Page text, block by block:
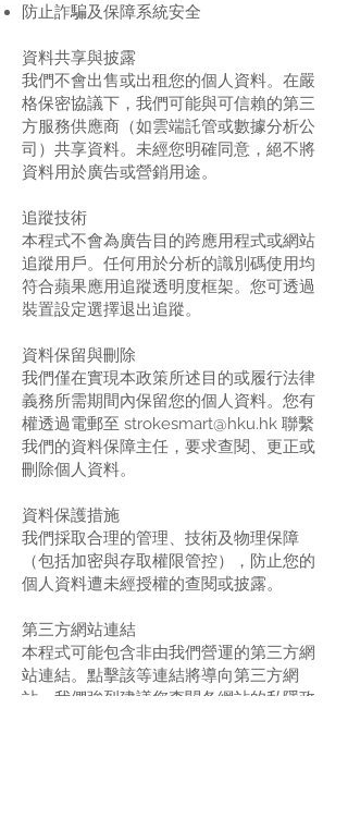
防止詐騙及保障系統安全
資料共享與披露
我們不會出售或出租您的個人資料。在嚴
格保密協議下，我們可能與可信賴的第三
方服務供應商（如雲端託管或數據分析公
司）共享資料。未經您明確同意，絕不將
資料用於廣告或營銷用途。
追蹤技術
本程式不會為廣告目的跨應用程式或網站
追蹤用戶。任何用於分析的識別碼使用均
符合蘋果應用追蹤透明度框架。您可透過
裝置設定選擇退出追蹤。
資料保留與刪除
我們僅在實現本政策所述目的或履行法律
義務所需期間內保留您的個人資料。您有
權透過電郵至 strokesmart@hku.hk 聯繫
我們的資料保障主任，要求查閱、更正或
刪除個人資料。
資料保護措施
我們採取合理的管理、技術及物理保障
（包括加密與存取權限管控），防止您的
個人資料遭未經授權的查閱或披露。
第三方網站連結
本程式可能包含非由我們營運的第三方網
站連結。點擊該等連結將導向第三方網
站。我們強烈建議您查閱各網站的私隱政